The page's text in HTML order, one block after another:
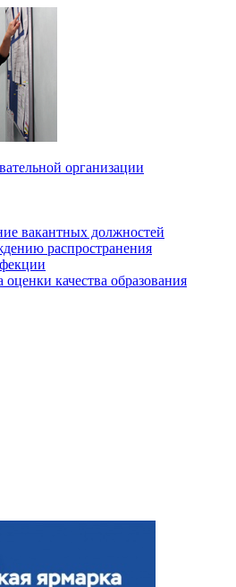
организации
вакантных должностей
распространения
качества образования